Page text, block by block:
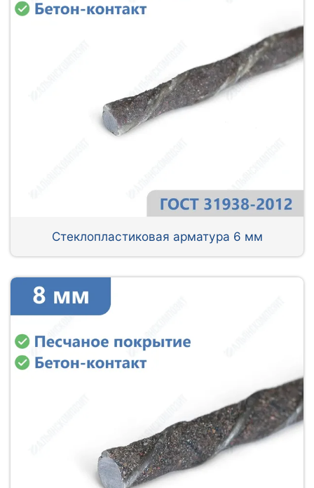
Стеклопластиковая арматура 6 мм